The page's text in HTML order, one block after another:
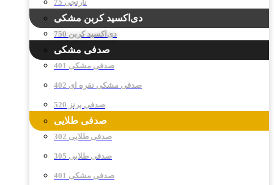
نارنجی 75
دی‌اکسید کربن مشکی
دی‌اکسید کربن 750
صدفی مشکی
صدفی مشکی 401
صدفی مشکی نقره ای 402
صدفی برنز 520
صدفی طلایی
صدفی طلایی 302
صدفی طلایی 305
صدفی مشکی 401